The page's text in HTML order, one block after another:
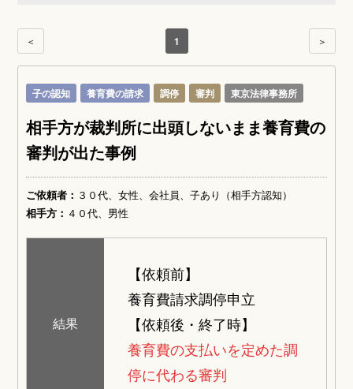
＜ 1 ＞
子の認知 養育費の請求 調停 審判 東京法律事務所
相手方が裁判所に出頭しないまま養育費の
審判が出た事例
ご依頼者： ３０代、女性、会社員、子あり（相手方認知）
相手方： ４０代、男性
結果
【依頼前】
養育費請求調停申立
【依頼後・終了時】
養育費の支払いを定めた調
停に代わる審判